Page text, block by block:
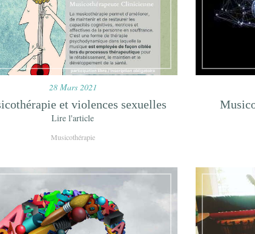
28 Mars 2021
et violences sexuelles
Lire l'article
Musicothérapie